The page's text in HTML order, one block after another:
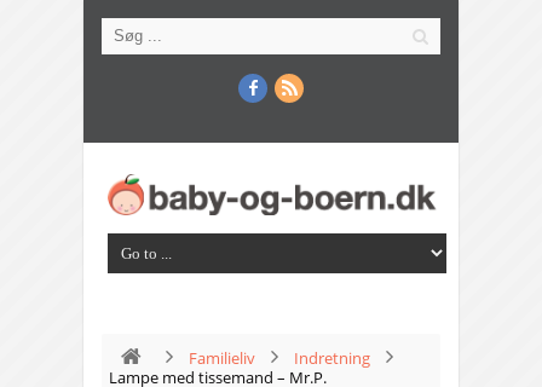
Familieliv
Indretning
Lampe med tissemand – Mr.P.